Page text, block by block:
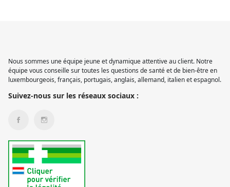
Nous sommes une équipe jeune et dynamique attentive au client. Notre
équipe vous conseille sur toutes les questions de santé et de bien-être en
luxembourgeois, français, portugais, anglais, allemand, italien et espagnol.
Suivez-nous sur les réseaux sociaux :